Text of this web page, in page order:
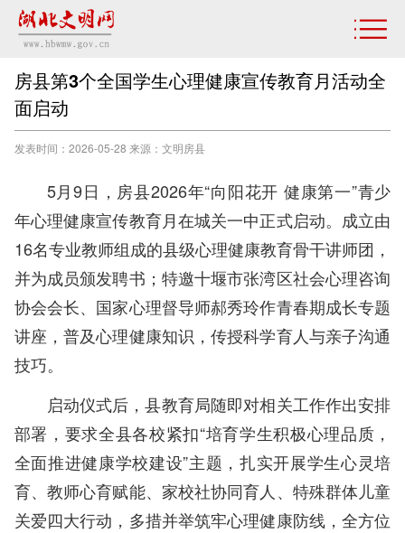
房县第3个全国学生心理健康宣传教育月活动全
面启动
发表时间：2026-05-28 来源：文明房县
5月9日，房县2026年“向阳花开 健康第一”青少
年心理健康宣传教育月在城关一中正式启动。成立由
16名专业教师组成的县级心理健康教育骨干讲师团，
并为成员颁发聘书；特邀十堰市张湾区社会心理咨询
协会会长、国家心理督导师郝秀玲作青春期成长专题
讲座，普及心理健康知识，传授科学育人与亲子沟通
技巧。
启动仪式后，县教育局随即对相关工作作出安排
部署，要求全县各校紧扣“培育学生积极心理品质，
全面推进健康学校建设”主题，扎实开展学生心灵培
育、教师心育赋能、家校社协同育人、特殊群体儿童
关爱四大行动，多措并举筑牢心理健康防线，全方位